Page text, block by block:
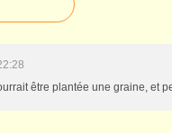
être plantée une graine, et